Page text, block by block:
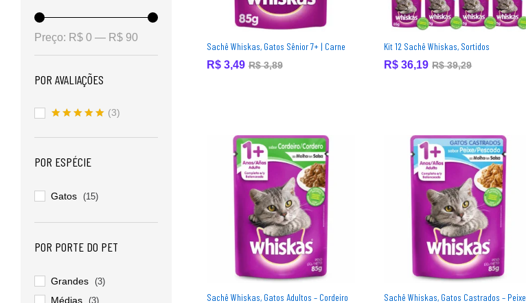
Sachê Whiskas, Gatos Sênior 7+ | Carne
R$3,49 R$3,89
R$3,49 R$3,89
Kit 12 Sachê Whiskas, Sortidos
R$ 36,19 R$39,29
R$ 36,19 R$39,29
Sachê Whiskas, Gatos Adultos – Cordeiro
Sachê Whiskas, Gatos Castrados – Peixe
Preço: R$ 0 — R$ 90
POR AVALIAÇÕES
de 5
(3)
POR ESPÉCIE
Gatos (15)
POR PORTE DO PET
Grandes (3)
Médias (3)